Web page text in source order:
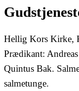
Hellig Kors Kirke,
Prædikant:
Quintus Bak.
salmetunge.